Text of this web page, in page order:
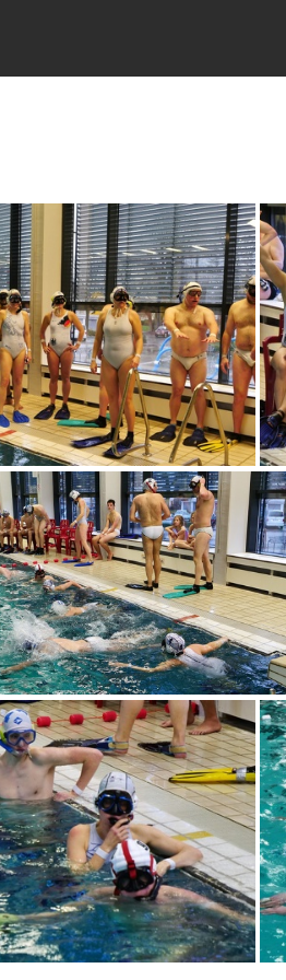
UWR 01 Feb.2020 (3)
UWR 01 Feb.2020 (8)